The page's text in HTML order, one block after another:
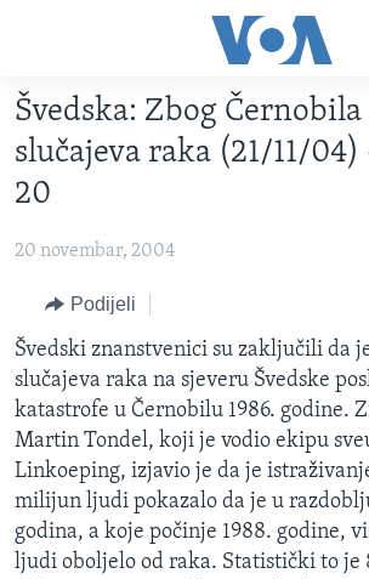
na
glavni
sadržaj
Pređi
na
glavnu
pretragu
VIJESTI
SJEDINJENE AMERIČKE DRŽAVE
BOSNA I HERCEGOVINA
SVIJET
NAUKA I TEHNOLOGIJA
SPECIJALNI PROJEKTI
KORUPCIJA
SLOBODA MEDIJA
ŽENSKA STRANA
IZBJEGLIČKA STRANA
MAGAZIN
Švedska: Zbog Černobila
slučajeva raka (21/11/04)
20
20 novembar, 2004
Podijeli
Švedski znanstvenici su zaključili da
slučajeva raka na sjeveru Švedske
katastrofe u Černobilu 1986. godine.
Martin Tondel, koji je vodio ekipu
Linkoeping, izjavio je da je
milijun ljudi pokazalo da je u
godina, a koje počinje 1988. godine,
ljudi oboljelo od raka. Statistički to je